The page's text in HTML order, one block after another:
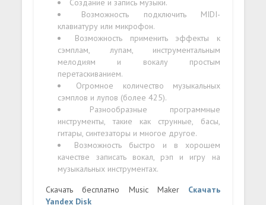
Создание и запись музыки.
Возможность подключить MIDI-
клавиатуру или микрофон.
Возможность применить эффекты к
сэмплам, лупам, инструментальным
мелодиям и вокалу простым
перетаскиванием.
Огромное количество музыкальных
сэмплов и лупов (более 425).
Разнообразные программные
инструменты, такие как струнные, басы,
гитары, синтезаторы и многое другое.
Возможность быстро и в хорошем
качестве записать вокал, рэп и игру на
музыкальных инструментах.
Скачать бесплатно Music Maker ​ Скачать
Yandex Disk